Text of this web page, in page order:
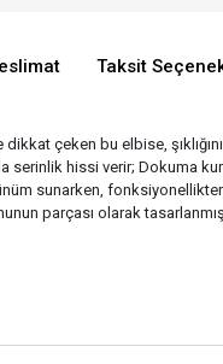
Taksit
dikkat çeken bu elbise,
serinlik hissi verir; Dokuma
sunarken,
parçası olarak